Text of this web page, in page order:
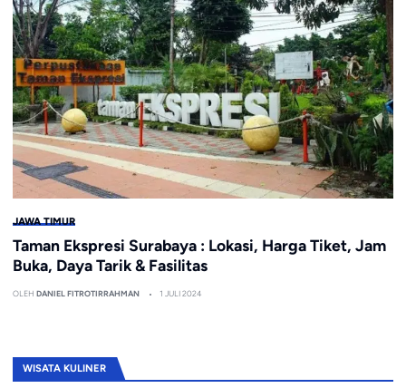
JAWA TIMUR
Taman Ekspresi Surabaya : Lokasi, Harga Tiket, Jam
Buka, Daya Tarik & Fasilitas
OLEH DANIEL FITROTIRRAHMAN 1 JULI 2024
WISATA KULINER